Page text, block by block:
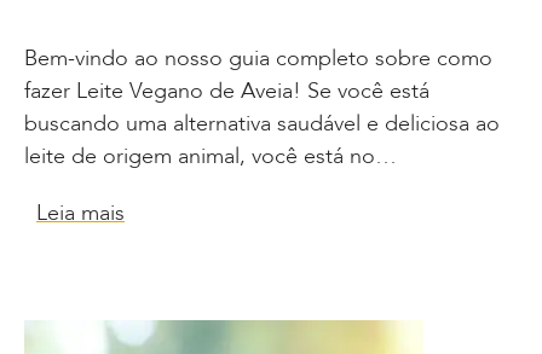
Bem-vindo ao nosso guia completo sobre como
fazer Leite Vegano de Aveia! Se você está
buscando uma alternativa saudável e deliciosa ao
leite de origem animal, você está no…
Leia mais